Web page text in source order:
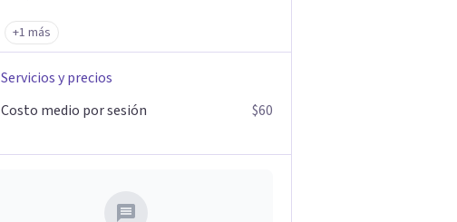
+1 más
Servicios y precios
Costo medio por sesión
$60